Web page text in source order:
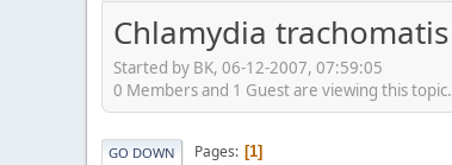
Chlamydia trachomatis
Started by BK, 06-12-2007, 07:59:05
0 Members and 1 Guest are viewing this topic.
GO DOWN Pages 1